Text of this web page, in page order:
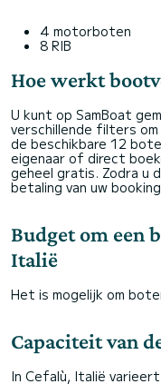
4 motorboten
8 RIB
Hoe werkt
U kunt op SamBoat
verschillende filters
de beschikbare 12
eigenaar of direct
geheel gratis. Zodra u
betaling van uw
Budget om een
Italië
Het is mogelijk om
Capaciteit van
In Cefalù, Italië